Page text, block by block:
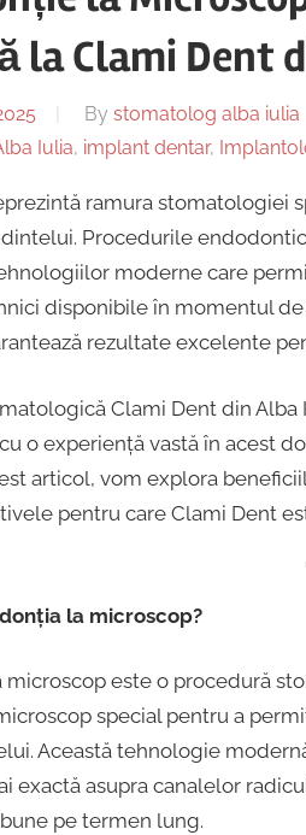
la Clami Dent
By stomatolog alba iulia
Iulia, implant dentar,
ramura stomatologiei
Procedurile
moderne care
disponibile în momentul
rezultate excelente
Clami Dent din
o experiență vastă în acest
articol, vom explora
pentru care Clami Dent
la microscop?
microscop este o procedură
special pentru a
Această tehnologie
exactă asupra canalelor
pe termen lung.